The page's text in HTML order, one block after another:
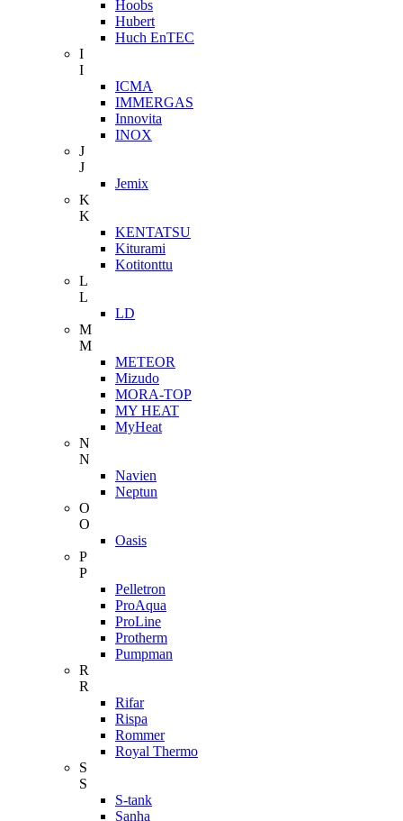
Hoobs
Hubert
Huch EnTEC
I
I
ICMA
IMMERGAS
Innovita
INOX
J
J
Jemix
K
K
KENTATSU
Kiturami
Kotitonttu
L
L
LD
M
M
METEOR
Mizudo
MORA-TOP
MY HEAT
MyHeat
N
N
Navien
Neptun
O
O
Oasis
P
P
Pelletron
ProAqua
ProLine
Protherm
Pumpman
R
R
Rifar
Rispa
Rommer
Royal Thermo
S
S
S-tank
Sanha